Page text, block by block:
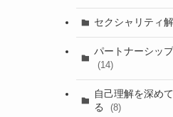
セクシャリティ
パートナーシッ
(14)
自己理解を深め
る
(8)